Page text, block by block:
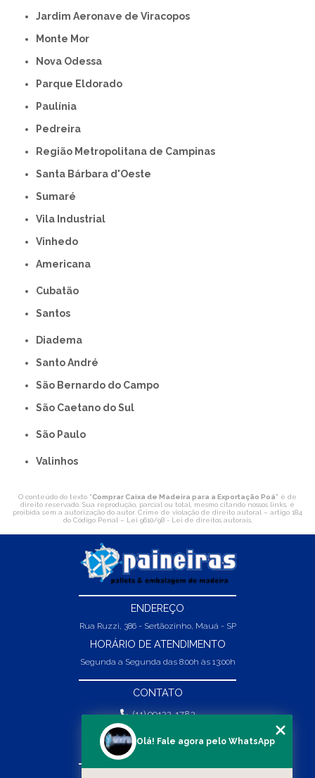
Jardim Aeronave de Viracopos
Monte Mor
Nova Odessa
Parque Eldorado
Paulínia
Pedreira
Região Metropolitana de Campinas
Santa Bárbara d'Oeste
Sumaré
Vila Industrial
Vinhedo
americana
Cubatão
Santos
Diadema
Santo André
São Bernardo do Campo
São Caetano do Sul
São Paulo
Valinhos
O conteúdo do texto "Comprar Caixa de Madeira para a Exportação Poá" é de
direito reservado. Sua reprodução, parcial ou total, mesmo citando nossos links, é
proibida sem a autorização do autor. Crime de violação de direito autoral – artigo 184
do Código Penal – Lei 9610/98 - Lei de direitos autorais.
ENDEREÇO
Rua Ruzzi, 386 - Sertãozinho, Mauá - SP
HORÁRIO DE ATENDIMENTO
Segunda a Segunda das 8:00h às 13:00h
CONTATO
(11) 99132-1783
(11) 99132-1783
vendas@abpaineiras.com.br
Olá! Fale agora pelo WhatsApp